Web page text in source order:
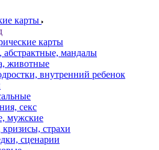
карты
карты
абстрактные, мандалы
животные
внутренний ребенок
секс
мужские
страхи
сценарии